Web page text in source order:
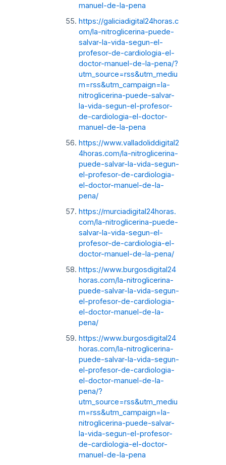
manuel-de-la-pena
https://galiciadigital24horas.c
om/la-nitroglicerina-puede-
salvar-la-vida-segun-el-
profesor-de-cardiologia-el-
doctor-manuel-de-la-pena/?
utm_source=rss&utm_mediu
m=rss&utm_campaign=la-
nitroglicerina-puede-salvar-
la-vida-segun-el-profesor-
de-cardiologia-el-doctor-
manuel-de-la-pena
https://www.valladoliddigital2
4horas.com/la-nitroglicerina-
puede-salvar-la-vida-segun-
el-profesor-de-cardiologia-
el-doctor-manuel-de-la-
pena/
https://murciadigital24horas.
com/la-nitroglicerina-puede-
salvar-la-vida-segun-el-
profesor-de-cardiologia-el-
doctor-manuel-de-la-pena/
https://www.burgosdigital24
horas.com/la-nitroglicerina-
puede-salvar-la-vida-segun-
el-profesor-de-cardiologia-
el-doctor-manuel-de-la-
pena/
https://www.burgosdigital24
horas.com/la-nitroglicerina-
puede-salvar-la-vida-segun-
el-profesor-de-cardiologia-
el-doctor-manuel-de-la-
pena/?
utm_source=rss&utm_mediu
m=rss&utm_campaign=la-
nitroglicerina-puede-salvar-
la-vida-segun-el-profesor-
de-cardiologia-el-doctor-
manuel-de-la-pena